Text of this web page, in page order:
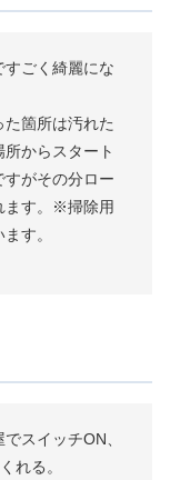
ごく綺麗にな
箇所は汚れた
からスタート
すがその分ロー
ます。※掃除用
す。
スイッチON、
れる。